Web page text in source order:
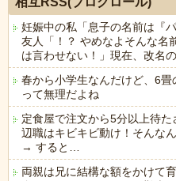
妊娠中の私「息子の名前は『
友人「！？ やめなよそんな名
は言わせない！」現在、改名
春から小学生なんだけど、6
って無理だよね
定食屋で注文から5分以上待
辺職はキビキビ動け！そんな
→ すると…
両親は兄に結構な額をかけて